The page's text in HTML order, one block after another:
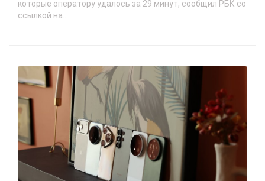
которые оператору удалось за 29 минут, сообщил РБК со
ссылкой на...